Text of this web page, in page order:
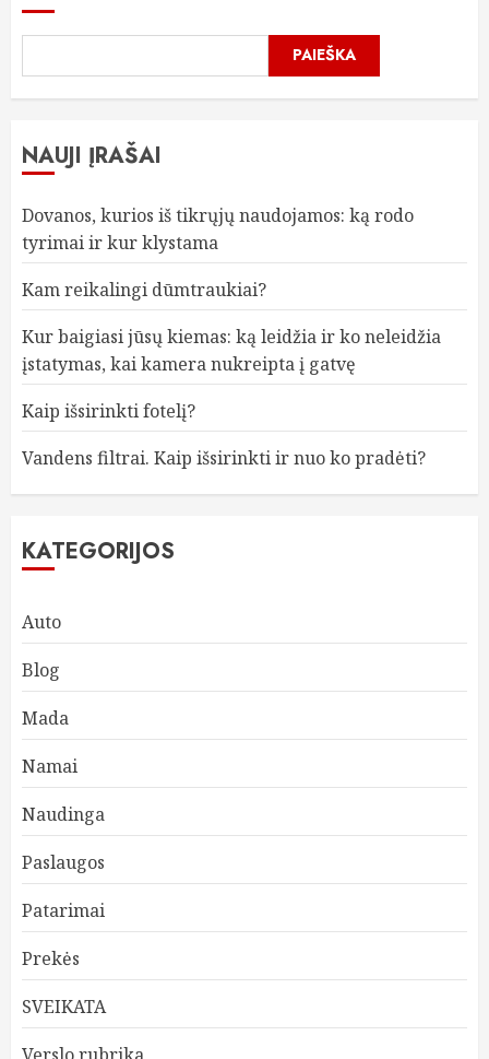
PAIEŠKA
NAUJI ĮRAŠAI
Dovanos, kurios iš tikrųjų naudojamos: ką rodo
tyrimai ir kur klystama
Kam reikalingi dūmtraukiai?
Kur baigiasi jūsų kiemas: ką leidžia ir ko neleidžia
įstatymas, kai kamera nukreipta į gatvę
Kaip išsirinkti fotelį?
Vandens filtrai. Kaip išsirinkti ir nuo ko pradėti?
KATEGORIJOS
Auto
Blog
Mada
Namai
Naudinga
Paslaugos
Patarimai
Prekės
SVEIKATA
Verslo rubrika